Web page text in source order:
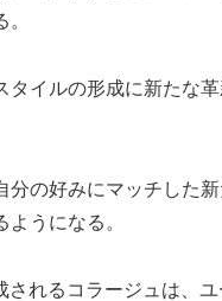
タイルの形成に新たな
分の好みにマッチした
うになる。
されるコラージュは、